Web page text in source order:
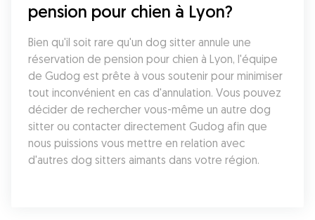
pension pour chien à Lyon?
Bien qu'il soit rare qu'un dog sitter annule une
réservation de pension pour chien à Lyon, l'équipe
de Gudog est prête à vous soutenir pour minimiser
tout inconvénient en cas d'annulation. Vous pouvez
décider de rechercher vous-même un autre dog
sitter ou contacter directement Gudog afin que
nous puissions vous mettre en relation avec
d'autres dog sitters aimants dans votre région.